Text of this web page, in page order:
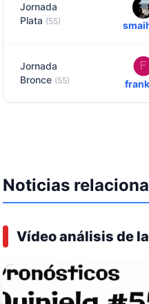
Jornada
Plata (55)
Jornada
Bronce (55)
Noticias
Vídeo análisis de